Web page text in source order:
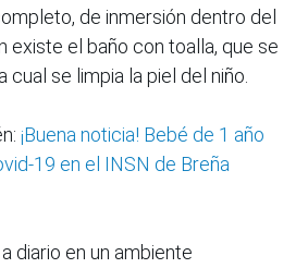
de inmersión dentro del
existe el baño con toalla, que se
cual se limpia la piel del niño.
¡Buena noticia! Bebé de 1 año
19 en el INSN de Breña
diario en un ambiente